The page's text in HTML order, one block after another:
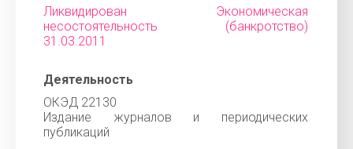
Ликвидирован Экономическая
несостоятельность (банкротство)
31.03.2011
Деятельность
ОКЭД 22130
Издание журналов и периодических
публикаций